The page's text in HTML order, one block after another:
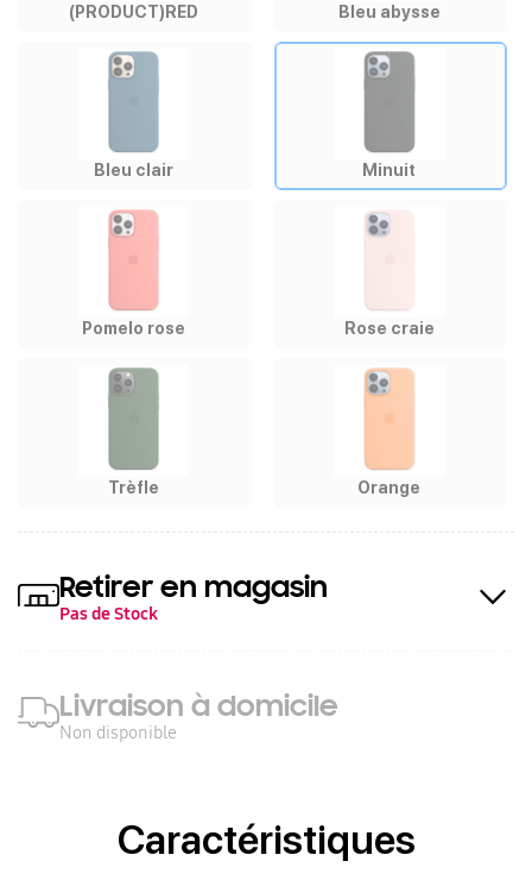
(PRODUCT)RED Bleu abysse
Bleu clair Minuit
Pomelo rose Rose craie
Trèfle Orange
Retirer en magasin
Pas de Stock
Livraison à domicile
Non disponible
Caractéristiques